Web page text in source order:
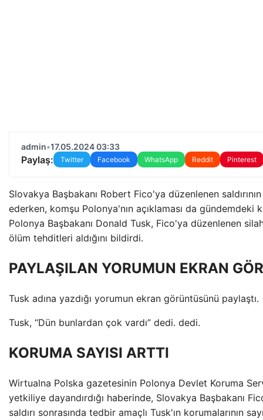
admin•17.05.2024 03:33
Paylaş: Twitter Facebook WhatsApp Reddit Pinterest
Slovakya Başbakanı Robert Fico'ya düzenlenen
ederken, komşu Polonya'nın açıklaması da gündemdeki
Polonya Başbakanı Donald Tusk, Fico'ya düzenlenen
ölüm tehditleri aldığını bildirdi.
PAYLAŞILAN YORUMUN EKRAN
Tusk adına yazdığı yorumun ekran görüntüsünü paylaştı.
Tusk, “Dün bunlardan çok vardı” dedi. dedi.
KORUMA SAYISI ARTTI
Wirtualna Polska gazetesinin Polonya Devlet Koruma
yetkiliye dayandırdığı haberinde, Slovakya Başbakanı
saldırı sonrasında tedbir amaçlı Tusk'ın korumalarının